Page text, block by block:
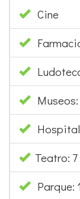
Cine
Museos:
Hospital:
Teatro: 7
Parque: